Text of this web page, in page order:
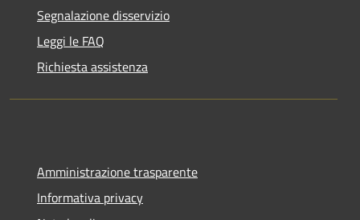
Segnalazione disservizio
Leggi le FAQ
Richiesta assistenza
Amministrazione trasparente
Informativa privacy